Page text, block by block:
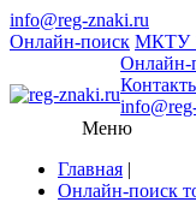
info@reg-znaki.ru
Онлайн-поиск МКТУ
Онлайн-
Меню
Главная |
Онлайн-поиск